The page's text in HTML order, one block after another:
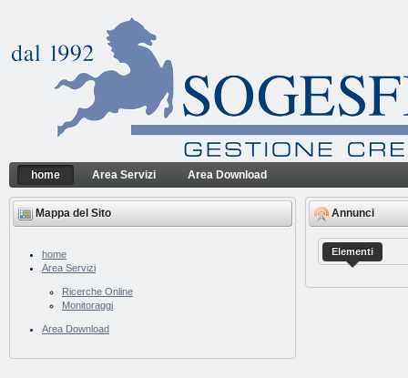
Sogesfin Srl
home
Navigazione
home Area Servizi Area Download
Mappa del Sito
home
Area Servizi
Ricerche Online
Monitoraggi
Area Download
Annunci
Elementi